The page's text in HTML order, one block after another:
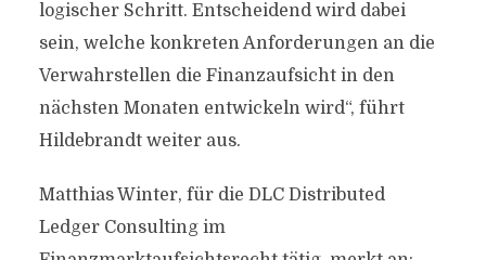
logischer Schritt. Entscheidend wird dabei
sein, welche konkreten Anforderungen an die
Verwahrstellen die Finanzaufsicht in den
nächsten Monaten entwickeln wird“, führt
Hildebrandt weiter aus.
Matthias Winter, für die DLC Distributed
Ledger Consulting im